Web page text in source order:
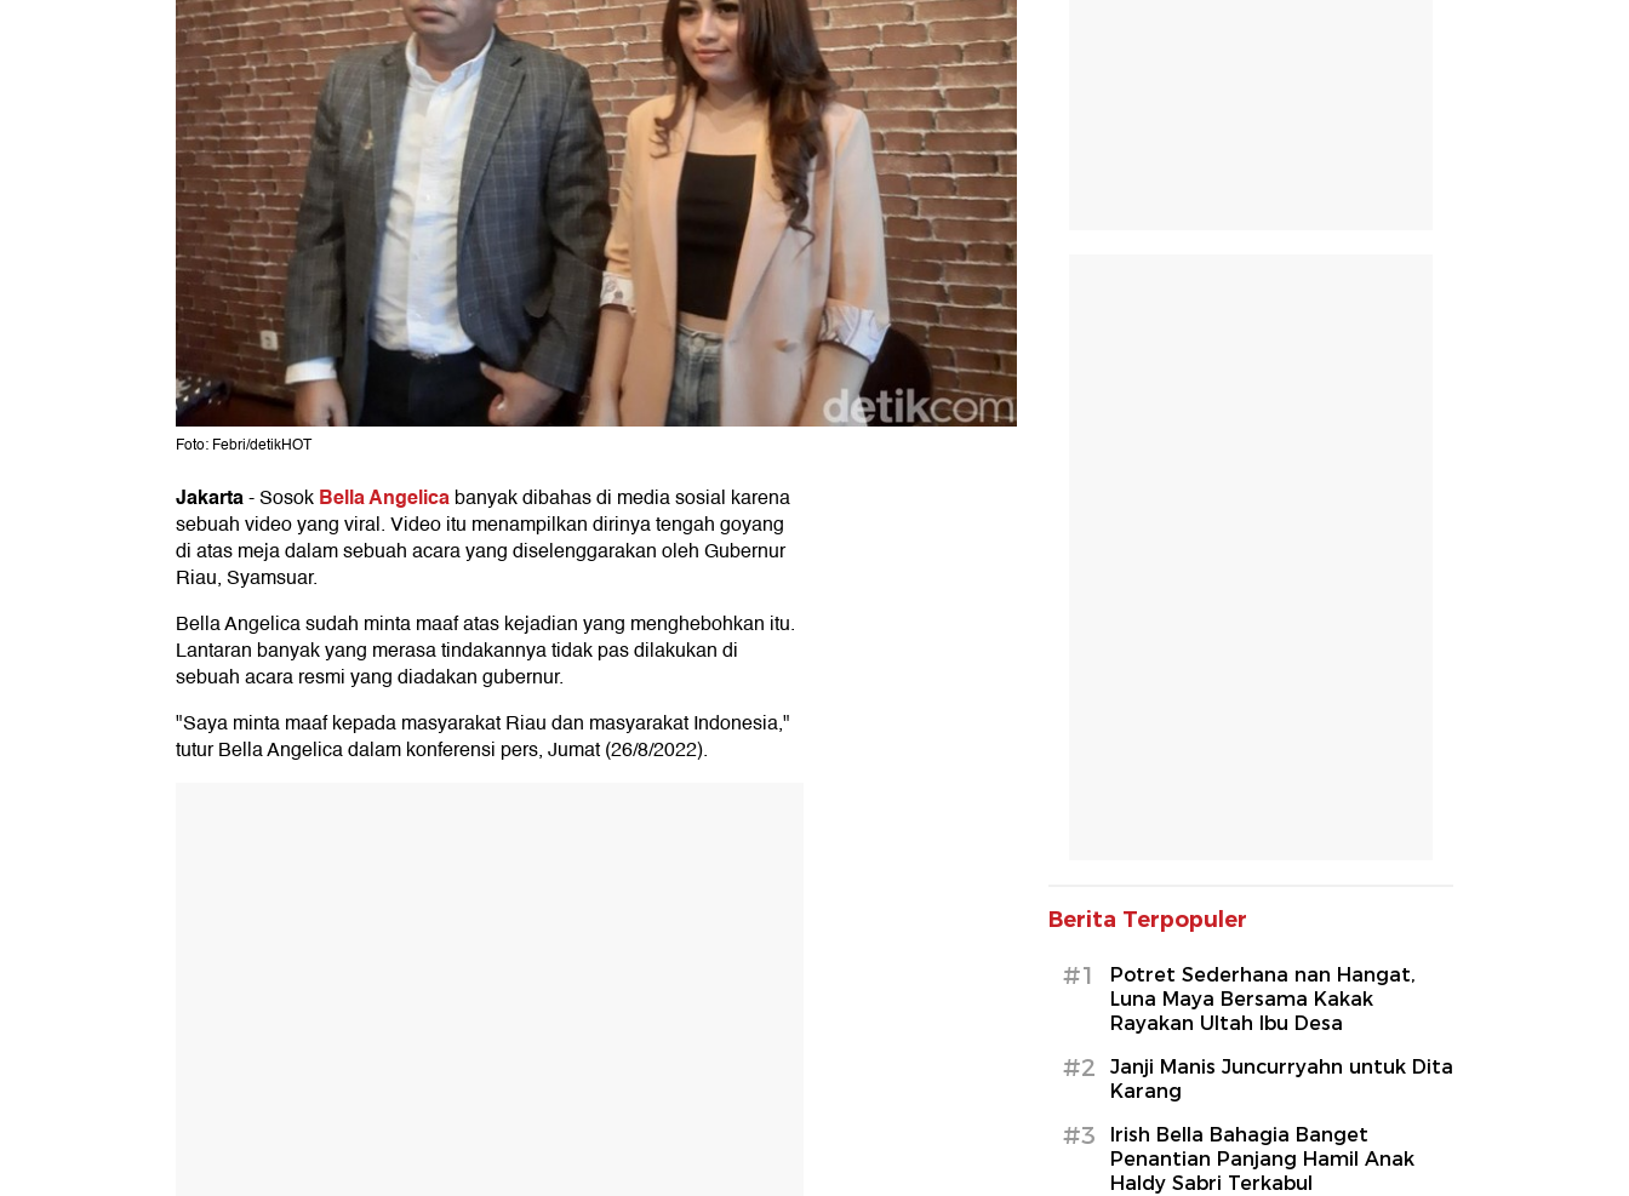
Foto: Febri/detikHOT
Jakarta-SosokBella Angelicabanyak dibahas di media sosial karena
sebuah video yang viral. Video itu menampilkan dirinya tengah goyang
di atas meja dalam sebuah acara yang diselenggarakan oleh Gubernur
Riau, Syamsuar.
Bella Angelica sudah minta maaf atas kejadian yang menghebohkan itu.
Lantaran banyak yang merasa tindakannya tidak pas dilakukan di
sebuah acara resmi yang diadakan gubernur.
"Saya minta maaf kepada masyarakat Riau dan masyarakat Indonesia,"
tutur Bella Angelica dalam konferensi pers, Jumat (26/8/2022).
Berita Terpopuler
#1
Potret Sederhana nan Hangat,
Luna Maya Bersama Kakak
Rayakan Ultah Ibu Desa
#2
Janji Manis Juncurryahn untuk Dita
Karang
#3
Irish Bella Bahagia Banget
Penantian Panjang Hamil Anak
Haldy Sabri Terkabul